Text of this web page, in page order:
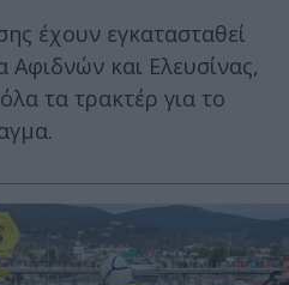
έχουν εγκατασταθεί
Αφιδνών και Ελευσίνας,
τα τρακτέρ για το